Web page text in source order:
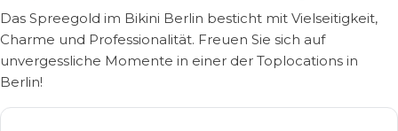
Das Spreegold im Bikini Berlin besticht mit Vielseitigkeit,
Charme und Professionalität. Freuen Sie sich auf
unvergessliche Momente in einer der Toplocations in
Berlin!